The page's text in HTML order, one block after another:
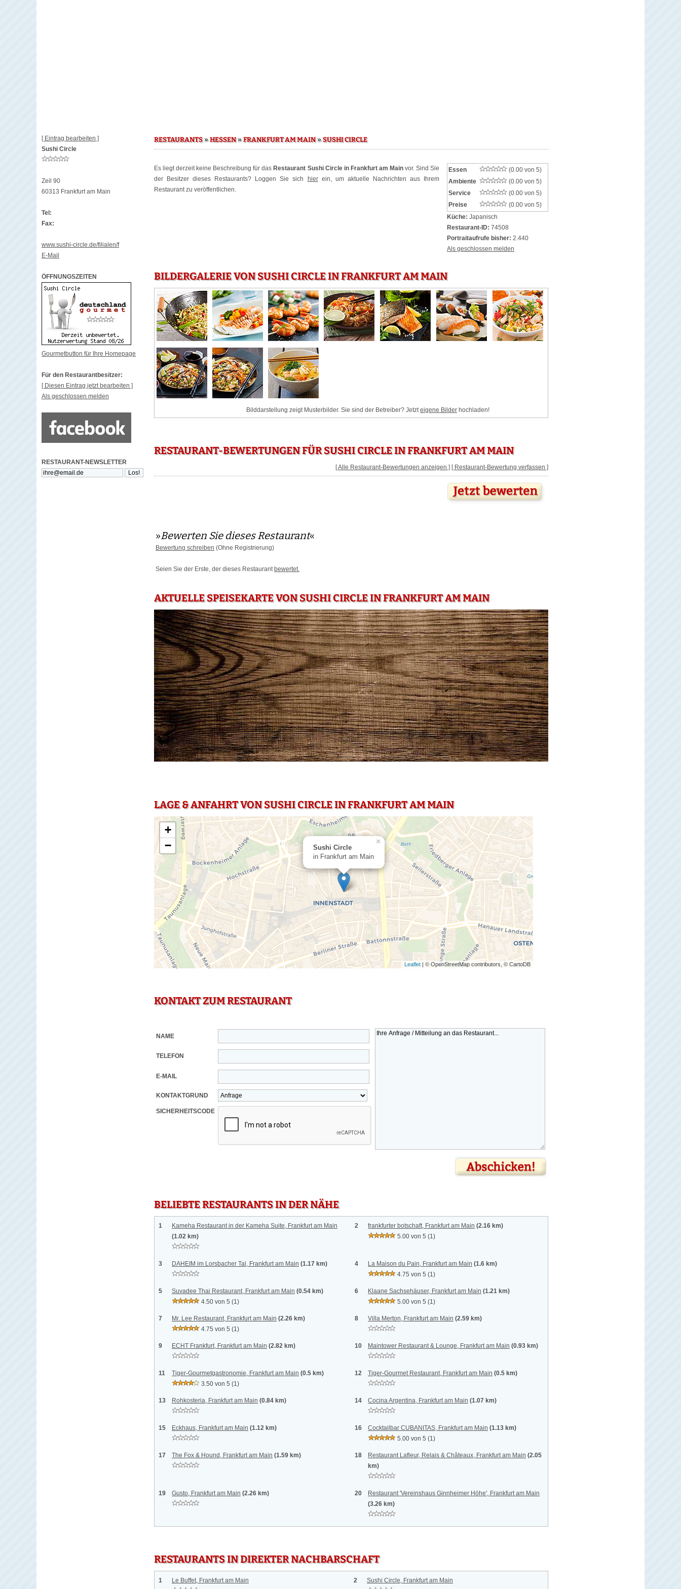
[ Eintrag bearbeiten ]
Sushi Circle
Zeil 90
60313 Frankfurt am Main
Tel:
Fax:
www.sushi-circle.de/filialen/f
E-Mail
ÖFFNUNGSZEITEN
Gourmetbutton für Ihre Homepage
Für den Restaurantbesitzer:
[ Diesen Eintrag jetzt bearbeiten ]
Als geschlossen melden
RESTAURANT-NEWSLETTER
RESTAURANTS»HESSEN»FRANKFURT AM MAIN»SUSHI CIRCLE
Es liegt derzeit keine Beschreibung für das Restaurant Sushi Circle in Frankfurt am Mainvor. Sind Sie
der Besitzer dieses Restaurants? Loggen Sie sich
hierein, um aktuelle Nachrichten aus Ihrem
Restaurant zu veröffentlichen.
Essen
(0.00 von 5)
Ambiente
(0.00 von 5)
Service
(0.00 von 5)
Preise
(0.00 von 5)
Küche: Japanisch
Restaurant-ID: 74508
Portraitaufrufe bisher: 2.440
Als geschlossen melden
BILDERGALERIE VON SUSHI CIRCLE IN FRANKFURT AM MAIN
Bilddarstellung zeigt Musterbilder. Sie sind der Betreiber? Jetzteigene Bilder hochladen!
RESTAURANT-BEWERTUNGEN FÜR SUSHI CIRCLE IN FRANKFURT AM MAIN
[ Alle Restaurant-Bewertungen anzeigen ] [ Restaurant-Bewertung verfassen ]
»Bewerten Sie dieses Restaurant«
Bewertung schreiben (Ohne Registrierung)
Seien Sie der Erste, der dieses Restaurant bewertet.
AKTUELLE SPEISEKARTE VON SUSHI CIRCLE IN FRANKFURT AM MAIN
LAGE & ANFAHRT VON SUSHI CIRCLE IN FRANKFURT AM MAIN
Sushi Circle
in Frankfurt am Main
×
+
−
Leaflet | © OpenStreetMap contributors, © CartoDB
KONTAKT ZUM RESTAURANT
NAME
TELEFON
E-MAIL
KONTAKTGRUND
SICHERHEITSCODE
BELIEBTE RESTAURANTS IN DER NÄHE
1
Kameha Restaurant in der Kameha Suite, Frankfurt am Main
(1.02 km)
2 frankfurter botschaft, Frankfurt am Main (2.16 km)
5.00 von 5 (1)
3 DAHEIM im Lorsbacher Tal, Frankfurt am Main (1.17 km) 4 La Maison du Pain, Frankfurt am Main (1.6 km)
4.75 von 5 (1)
5 Suvadee Thai Restaurant, Frankfurt am Main (0.54 km)
4.50 von 5 (1)
6 Klaane Sachsehäuser, Frankfurt am Main (1.21 km)
5.00 von 5 (1)
7 Mr. Lee Restaurant, Frankfurt am Main (2.26 km)
4.75 von 5 (1)
8 Villa Merton, Frankfurt am Main (2.59 km)
9 ECHT Frankfurt, Frankfurt am Main (2.82 km) 10 Maintower Restaurant & Lounge, Frankfurt am Main (0.93 km)
11 Tiger-Gourmetgastronomie, Frankfurt am Main (0.5 km)
3.50 von 5 (1)
12 Tiger-Gourmet Restaurant, Frankfurt am Main (0.5 km)
13 Rohkosteria, Frankfurt am Main (0.84 km) 14 Cocina Argentina, Frankfurt am Main (1.07 km)
15 Eckhaus, Frankfurt am Main (1.12 km) 16 Cocktailbar CUBANITAS, Frankfurt am Main (1.13 km)
5.00 von 5 (1)
17 The Fox & Hound, Frankfurt am Main (1.59 km) 18 Restaurant Lafleur, Relais & Châteaux, Frankfurt am Main (2.05
km)
19 Gusto, Frankfurt am Main (2.26 km) 20
Restaurant 'Vereinshaus Ginnheimer Höhe', Frankfurt am Main
(3.26 km)
RESTAURANTS IN DIREKTER NACHBARSCHAFT
1 Le Buffet, Frankfurt am Main 2 Sushi Circle, Frankfurt am Main